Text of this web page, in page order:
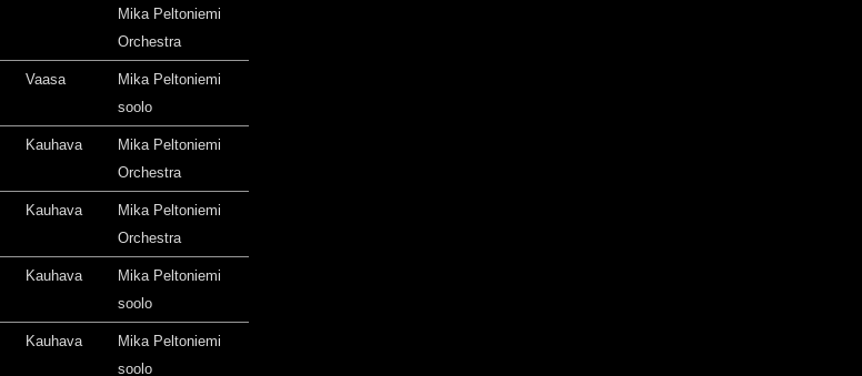
Mika Peltoniemi
Orchestra
Vaasa
Mika Peltoniemi
soolo
Kauhava
Mika Peltoniemi
Orchestra
Kauhava
Mika Peltoniemi
Orchestra
Kauhava
Mika Peltoniemi
soolo
Kauhava
Mika Peltoniemi
soolo